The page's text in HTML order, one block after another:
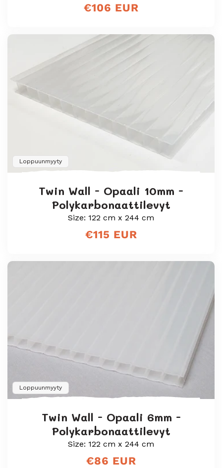
Normaali
€106 EUR
Loppuunmyyty
Twin Wall - Opaali 10mm -
Polykarbonaattilevyt
Size: 122 cm x 244 cm
Normaali
€115 EUR
Loppuunmyyty
Twin Wall - Opaali 6mm -
Polykarbonaattilevyt
Size: 122 cm x 244 cm
Normaali
€86 EUR